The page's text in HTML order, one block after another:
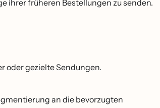
ihrer früheren Bestellungen zu senden.
oder gezielte Sendungen.
an die bevorzugten